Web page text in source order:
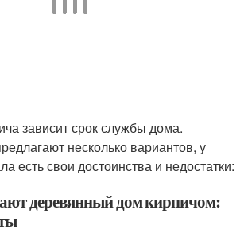
зависит срок службы дома.
несколько вариантов, у
есть свои достоинства и недостатки:
деревянный дом кирпичом: